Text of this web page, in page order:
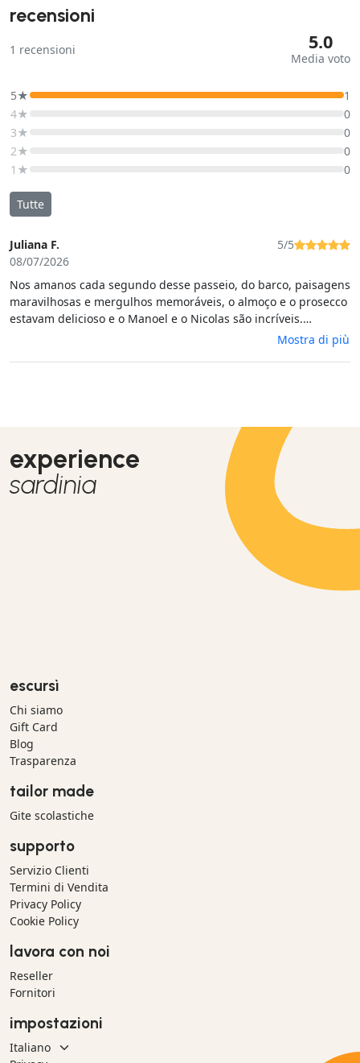
recensioni
1 recensioni 5.0
Media voto
5★
1
4★
0
3★
0
2★
0
1★
0
Tutte
Juliana F.
08/07/2026
5/5
Nos amanos cada segundo desse passeio, do barco, paisagens
maravilhosas e mergulhos memoráveis, o almoço e o prosecco
estavam delicioso e o Manoel e o Nicolas são incríveis.
Mostra di più
experience
sardinia
escursì
Chi siamo
Gift Card
Blog
Trasparenza
tailor made
Gite scolastiche
supporto
Servizio Clienti
Termini di Vendita
Privacy Policy
Cookie Policy
lavora con noi
Reseller
Fornitori
impostazioni